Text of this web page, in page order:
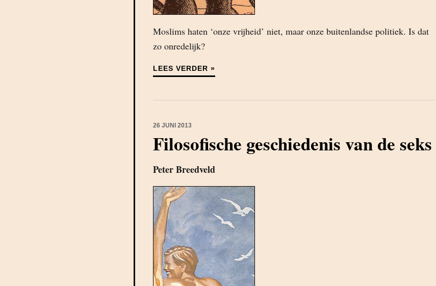
Moslims haten ‘onze vrijheid’ niet, maar onze buitenlandse politiek. Is dat
zo onredelijk?
LEES VERDER »
26 JUNI 2013
Filosofische geschiedenis van de seks
Peter Breedveld